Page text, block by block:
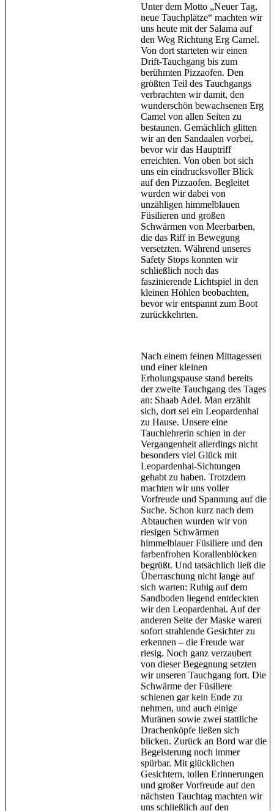
Unter dem Motto „Neuer Tag,
neue Tauchplätze“ machten wir
uns heute mit der Salama auf
den Weg Richtung Erg Camel.
Von dort starteten wir einen
Drift-Tauchgang bis zum
berühmten Pizzaofen. Den
größten Teil des Tauchgangs
verbrachten wir damit, den
wunderschön bewachsenen Erg
Camel von allen Seiten zu
bestaunen. Gemächlich glitten
wir an den Sandaalen vorbei,
bevor wir das Hauptriff
erreichten. Von oben bot sich
uns ein eindrucksvoller Blick
auf den Pizzaofen. Begleitet
wurden wir dabei von
unzähligen himmelblauen
Füsilieren und großen
Schwärmen von Meerbarben,
die das Riff in Bewegung
versetzten. Während unseres
Safety Stops konnten wir
schließlich noch das
faszinierende Lichtspiel in den
kleinen Höhlen beobachten,
bevor wir entspannt zum Boot
zurückkehrten.
Nach einem feinen Mittagessen
und einer kleinen
Erholungspause stand bereits
der zweite Tauchgang des Tages
an: Shaab Adel. Man erzählt
sich, dort sei ein Leopardenhai
zu Hause. Unsere eine
Tauchlehrerin schien in der
Vergangenheit allerdings nicht
besonders viel Glück mit
Leopardenhai-Sichtungen
gehabt zu haben. Trotzdem
machten wir uns voller
Vorfreude und Spannung auf die
Suche. Schon kurz nach dem
Abtauchen wurden wir von
riesigen Schwärmen
himmelblauer Füsiliere und den
farbenfrohen Korallenblöcken
begrüßt. Und tatsächlich ließ die
Überraschung nicht lange auf
sich warten: Ruhig auf dem
Sandboden liegend entdeckten
wir den Leopardenhai. Auf der
anderen Seite der Maske waren
sofort strahlende Gesichter zu
erkennen – die Freude war
riesig. Noch ganz verzaubert
von dieser Begegnung setzten
wir unseren Tauchgang fort. Die
Schwärme der Füsiliere
schienen gar kein Ende zu
nehmen, und auch einige
Muränen sowie zwei stattliche
Drachenköpfe ließen sich
blicken. Zurück an Bord war die
Begeisterung noch immer
spürbar. Mit glücklichen
Gesichtern, tollen Erinnerungen
und großer Vorfreude auf den
nächsten Tauchtag machten wir
uns schließlich auf den